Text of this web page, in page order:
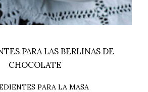
PARA LAS BERLINAS DE
CHOCOLATE
PARA LA MASA